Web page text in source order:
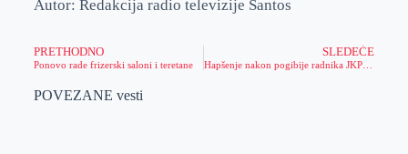
Autor: Redakcija radio televizije Santos
PRETHODNO
Ponovo rade frizerski saloni i teretane
SLEDEĆE
POVEZANE vesti